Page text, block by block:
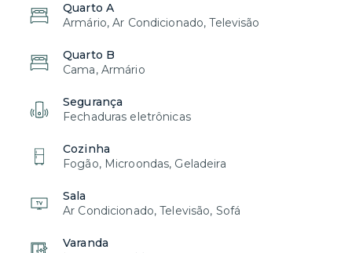
Quarto A
Armário, Ar Condicionado, Televisão
Quarto B
Cama, Armário
Segurança
Fechaduras eletrônicas
Cozinha
Fogão, Microondas, Geladeira
Sala
Ar Condicionado, Televisão, Sofá
Varanda